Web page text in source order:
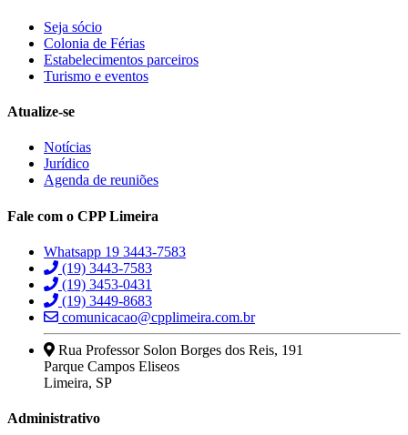
Seja sócio
Colonia de Férias
Estabelecimentos parceiros
Turismo e eventos
Atualize-se
Notícias
Jurídico
Agenda de reuniões
Fale com o CPP Limeira
Whatsapp 19 3443-7583
(19) 3443-7583
(19) 3453-0431
(19) 3449-8683
comunicacao@cpplimeira.com.br
Rua Professor Solon Borges dos Reis, 191
Parque Campos Eliseos
Limeira, SP
Administrativo